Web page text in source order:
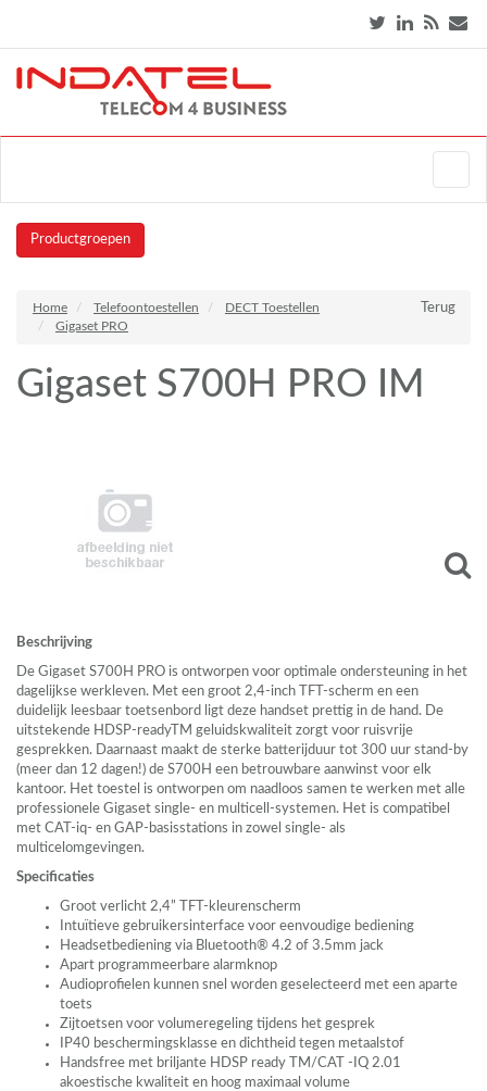
Productgroepen
Terug
Home Telefoontoestellen
DECT Toestellen
Gigaset PRO
Gigaset S700H PRO IM
Beschrijving
De Gigaset S700H PRO is ontworpen voor optimale ondersteuning in het
dagelijkse werkleven. Met een groot 2,4-inch
TFT -scherm en een
duidelijk leesbaar toetsenbord ligt deze handset prettig in de hand. De
uitstekende HDSP-readyTM geluidskwaliteit zorgt voor ruisvrije
gesprekken. Daarnaast maakt de sterke batterijduur tot 300 uur stand-by
(meer dan 12 dagen!) de S700H een betrouwbare aanwinst voor elk
kantoor. Het toestel is ontworpen om naadloos samen te werken met alle
professionele Gigaset single- en multicell-systemen. Het is compatibel
met CAT -iq- en GAP-basisstations in zowel single- als
multicelomgevingen.
Specificaties
Groot verlicht 2,4” TFT -kleurenscherm
Intuïtieve gebruikersinterface voor eenvoudige bediening
Headsetbediening via Bluetooth® 4.2 of 3.5mm jack
Apart programmeerbare alarmknop
Audioprofielen kunnen snel worden geselecteerd met een aparte
toets
Zijtoetsen voor volumeregeling tijdens het gesprek
IP40 beschermingsklasse en dichtheid tegen metaalstof
Handsfree met briljante HDSP ready TM/CAT -IQ 2.01
akoestische kwaliteit en hoog maximaal volume